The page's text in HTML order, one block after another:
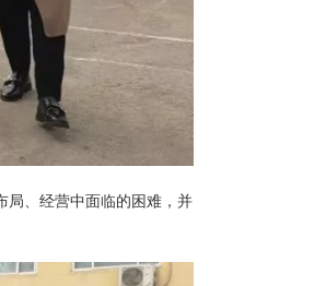
局、经营中面临的困难，并